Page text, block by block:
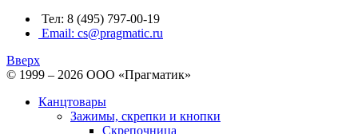
Тел: 8 (495) 797-00-19
Email: cs@pragmatic.ru
Вверх
© 1999 – 2026 ООО «Прагматик»
Канцтовары
Зажимы, скрепки и кнопки
Скрепочница